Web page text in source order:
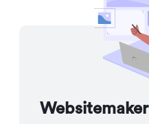
Websitemaker